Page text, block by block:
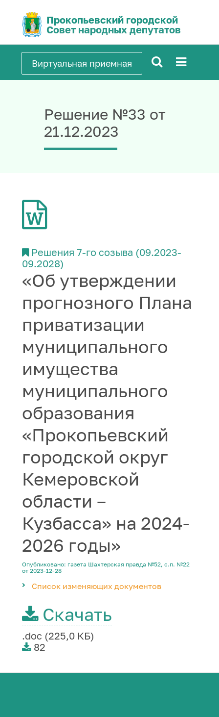
Прокопьевский городской
Совет народных депутатов
Виртуальная приемная
Решение №33 от
21.12.2023
Решения 7-го созыва (09.2023-
09.2028)
«Об утверждении
прогнозного Плана
приватизации
муниципального
имущества
муниципального
образования
«Прокопьевский
городской округ
Кемеровской
области –
Кузбасса» на 2024-
2026 годы»
Опубликовано: газета Шахтерская правда №52, с.п. №22
от 2023-12-28
Список изменяющих документов
Скачать
.doc (225,0 КБ)
82